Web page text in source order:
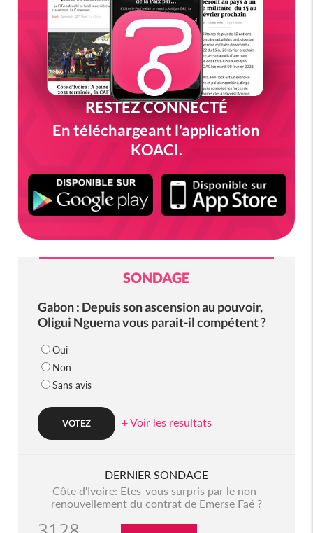
RESTEZ CONNECTÉ
En téléchargeant l'application
KOACI.
SONDAGE
Gabon : Depuis son ascension au pouvoir,
Oligui Nguema vous parait-il compétent ?
Oui
Non
Sans avis
+ Voir les resultats
DERNIER SONDAGE
Côte d'Ivoire: Etes-vous surpris par le non-
renouvellement du contrat de Emerse Faé ?